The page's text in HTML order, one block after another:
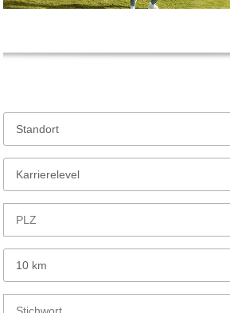
Standort
Karrierelevel
10 km